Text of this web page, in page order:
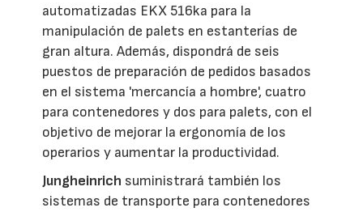
automatizadas EKX 516ka para la
manipulación de palets en estanterías de
gran altura. Además, dispondrá de seis
puestos de preparación de pedidos basados
en el sistema 'mercancía a hombre', cuatro
para contenedores y dos para palets, con el
objetivo de mejorar la ergonomía de los
operarios y aumentar la productividad.
Jungheinrich suministrará también los
sistemas de transporte para contenedores